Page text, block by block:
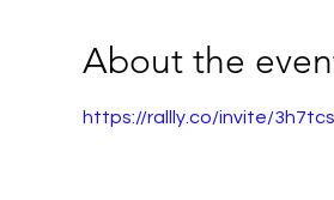
About the
https://rallly.co/invite/